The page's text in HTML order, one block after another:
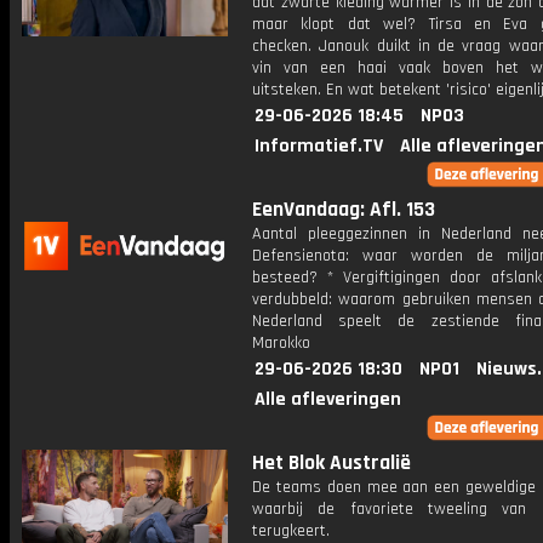
maar klopt dat wel? Tirsa en Eva
checken. Janouk duikt in de vraag
vin van een haai vaak boven het
uitsteken. En wat betekent 'risico'
29-06-2026 18:45
NPO3
Informatief.TV
Alle
EenVandaag: Afl. 153
Aantal pleeggezinnen in Nederland
Defensienota: waar worden de
besteed? * Vergiftigingen door
verdubbeld: waarom gebruiken mensen
Nederland speelt de zestiende
Marokko
29-06-2026 18:30 NPO1
Alle afleveringen
Het Blok Australië
De teams doen mee aan een geweldige
waarbij de favoriete tweeling van
terugkeert.